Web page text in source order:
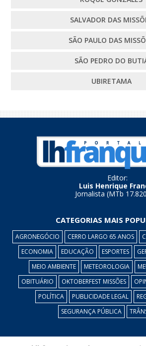
SALVADOR DAS
SÃO PAULO DAS
SÃO PEDRO DO
UBIRETAMA
Editor:
Luis Henrique
Jornalista (MTb
CATEGORIAS MAIS
AGRONEGÓCIO CERRO LARGO 65 ANOS
ECONOMIA
EDUCAÇÃO ESPORTES
MEIO AMBIENTE
METEOROLOGIA
OBITUÁRIO
OKTOBERFEST MISSÕES
POLÍTICA
PUBLICIDADE LEGAL
SEGURANÇA PÚBLICA